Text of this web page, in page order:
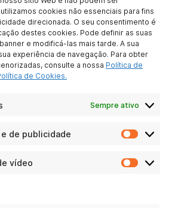
cookies não essenciais para fins
direcionada. O seu consentimento é
destes cookies. Pode definir as suas
e modificá-las mais tarde. A sua
experiência de navegação. Para obter
consulte a nossa Política de
de Cookies.
Sempre ativo
de publicidade
vídeo
Proteção de dados
pessoais
PRÁTICAS
Particulares
Negócios
frequentes